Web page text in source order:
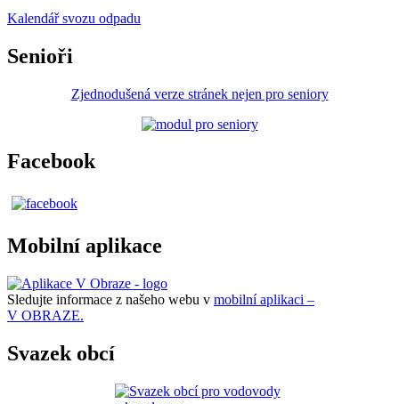
Kalendář svozu odpadu
Senioři
Zjednodušená verze stránek nejen pro seniory
Facebook
Mobilní aplikace
Sledujte informace z našeho webu v mobilní aplikaci –
V OBRAZE.
Svazek obcí